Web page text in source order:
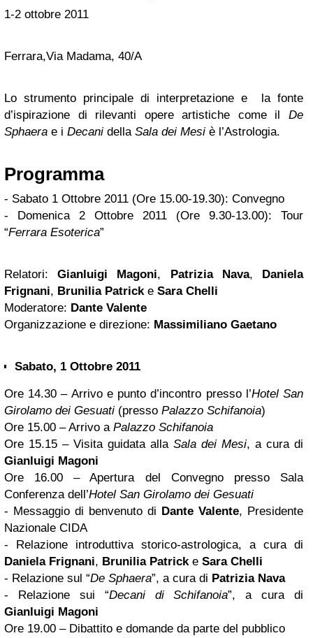
1-2 ottobre 2011
Ferrara,Via Madama, 40/A
Lo strumento principale di interpretazione e la fonte
d’ispirazione di rilevanti opere artistiche come il De
Sphaera e i Decani della Sala dei Mesi è l’Astrologia.
Programma
- Sabato 1 Ottobre 2011 (Ore 15.00-19.30): Convegno
- Domenica 2 Ottobre 2011 (Ore 9.30-13.00): Tour
“Ferrara Esoterica”
Relatori:Gianluigi Magoni, Patrizia Nava, Daniela
Frignani, Brunilia Patricke Sara Chelli
Moderatore: Dante Valente
Organizzazione e direzione: Massimiliano Gaetano
Sabato, 1 Ottobre 2011
Ore 14.30 – Arrivo e punto d’incontro presso l’Hotel San
Girolamo dei Gesuati (presso Palazzo Schifanoia)
Ore 15.00 – Arrivo a Palazzo Schifanoia
Ore 15.15 – Visita guidata alla Sala dei Mesi, a cura di
Gianluigi Magoni
Ore 16.00 – Apertura del Convegno presso Sala
Conferenza dell’Hotel San Girolamo dei Gesuati
- Messaggio di benvenuto di Dante Valente, Presidente
Nazionale CIDA
- Relazione introduttiva storico-astrologica, a cura di
Daniela Frignani, Brunilia Patricke Sara Chelli
- Relazione sul “De Sphaera”, a cura di Patrizia Nava
- Relazione sui “Decani di Schifanoia”, a cura di
Gianluigi Magoni
Ore 19.00 – Dibattito e domande da parte del pubblico